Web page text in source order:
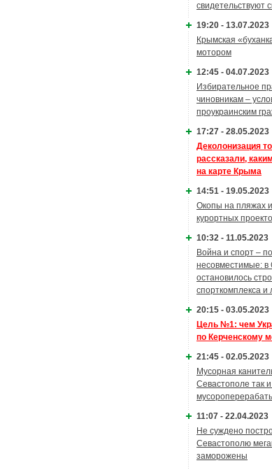
свидетельствуют
19:20 - 13.07.2023
Крымская
мотором
12:45 - 04.07.2023
Избирательное
чиновникам –
проукраинским
17:27 - 28.05.2023
Деколонизация
рассказали,
на карте Крыма
14:51 - 19.05.2023
Окопы на пляжах
курортных
10:32 - 11.05.2023
Война и спорт –
несовместимые: в
остановилось
спорткомплекса и
20:15 - 03.05.2023
Цель №1: чем
по Керченскому
21:45 - 02.05.2023
Мусорная
Севастополе так
11:07 - 22.04.2023
Не суждено
Севастополю
заморожены